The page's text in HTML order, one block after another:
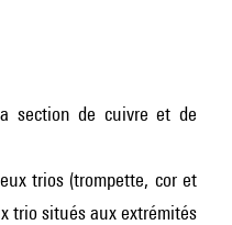
section de cuivre et de
trios (trompette, cor et
trio situés aux extrémités